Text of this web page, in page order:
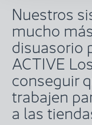
Nuestros
mucho
disuasorio
ACTIVE
conseguir
trabajen
a las